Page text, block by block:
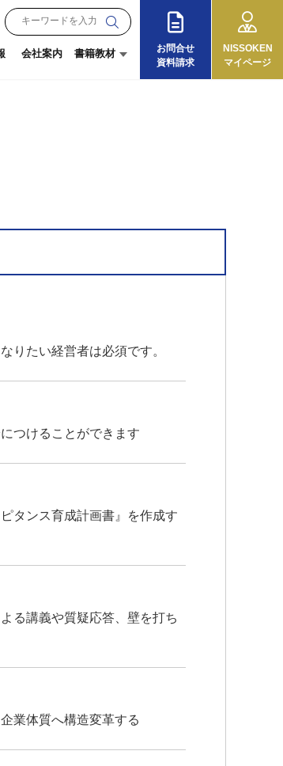
会社案内 書籍教材
月刊『理念と経営』
オンラインショップ
お問合せ
資料請求
NISSOKEN
マイページ
りたい経営者は必須です。
つけることができます
タンス育成計画書』を作成す
る講義や質疑応答、壁を打ち
業体質へ構造変革する